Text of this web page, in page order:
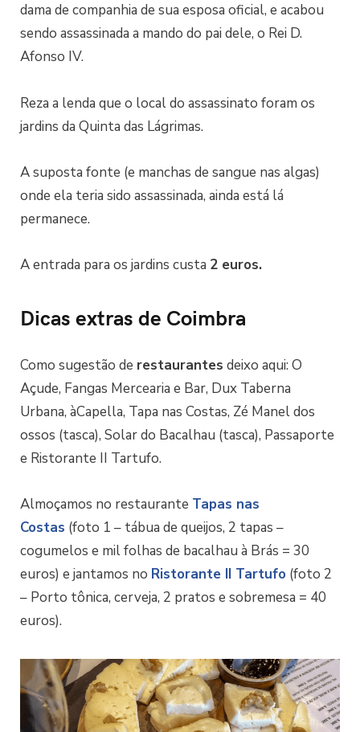
dama de companhia de sua esposa oficial, e acabou
sendo assassinada a mando do pai dele, o Rei D.
Afonso IV.
Reza a lenda que o local do assassinato foram os
jardins da Quinta das Lágrimas.
A suposta fonte (e manchas de sangue nas algas)
onde ela teria sido assassinada, ainda está lá
permanece.
A entrada para os jardins custa 2 euros.
Dicas extras de Coimbra
Como sugestão de restaurantes deixo aqui: O
Açude, Fangas Mercearia e Bar, Dux Taberna
Urbana, àCapella, Tapa nas Costas, Zé Manel dos
ossos (tasca), Solar do Bacalhau (tasca), Passaporte
e Ristorante II Tartufo.
Almoçamos no restaurante Tapas nas
Costas (foto 1 – tábua de queijos, 2 tapas –
cogumelos e mil folhas de bacalhau à Brás = 30
euros) e jantamos no Ristorante II Tartufo (foto 2
– Porto tônica, cerveja, 2 pratos e sobremesa = 40
euros).